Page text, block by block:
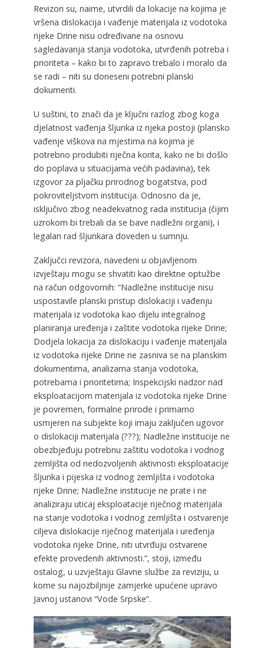
Revizori su, naime, utvrdili da lokacije na kojima je
vršena dislokacija i vađenje materijala iz vodotoka
rijeke Drine nisu određivane na osnovu
sagledavanja stanja vodotoka, utvrđenih potreba i
prioriteta – kako bi to zapravo trebalo i moralo da
se radi – niti su doneseni potrebni planski
dokumenti.
U suštini, to znači da je ključni razlog zbog koga
djelatnost vađenja šljunka iz rijeka postoji (plansko
vađenje viškova na mjestima na kojima je
potrebno produbiti riječna korita, kako ne bi došlo
do poplava u situacijama većih padavina), tek
izgovor za pljačku prirodnog bogatstva, pod
pokroviteljstvom institucija. Odnosno da je,
isključivo zbog neadekvatnog rada institucija (čijim
uzrokom bi trebali da se bave nadležni organi), i
legalan rad šljunkara doveden u sumnju.
Zaključci revizora, navedeni u objavljenom
izvještaju mogu se shvatiti kao direktne optužbe
na račun odgovornih: “Nadležne institucije nisu
uspostavile planski pristup dislokaciji i vađenju
materijala iz vodotoka kao dijelu integralnog
planiranja uređenja i zaštite vodotoka rijeke Drine;
Dodjela lokacija za dislokaciju i vađenje materijala
iz vodotoka rijeke Drine ne zasniva se na planskim
dokumentima, analizama stanja vodotoka,
potrebama i prioritetima; Inspekcijski nadzor nad
eksploatacijom materijala iz vodotoka rijeke Drine
je povremen, formalne prirode i primarno
usmjeren na subjekte koji imaju zaključen ugovor
o dislokaciji materijala (???); Nadležne institucije ne
obezbjeđuju potrebnu zaštitu vodotoka i vodnog
zemljišta od nedozvoljenih aktivnosti eksploatacije
šljunka i pijeska iz vodnog zemljišta i vodotoka
rijeke Drine; Nadležne institucije ne prate i ne
analiziraju uticaj eksploatacije riječnog materijala
na stanje vodotoka i vodnog zemljišta i ostvarenje
ciljeva dislokacije riječnog materijala i uređenja
vodotoka rijeke Drine, niti utvrđuju ostvarene
efekte provedenih aktivnosti.”, stoji, između
ostalog, u uzvještaju Glavne službe za reviziju, u
kome su najozbiljnije zamjerke upućene upravo
Javnoj ustanovi “Vode Srpske”.